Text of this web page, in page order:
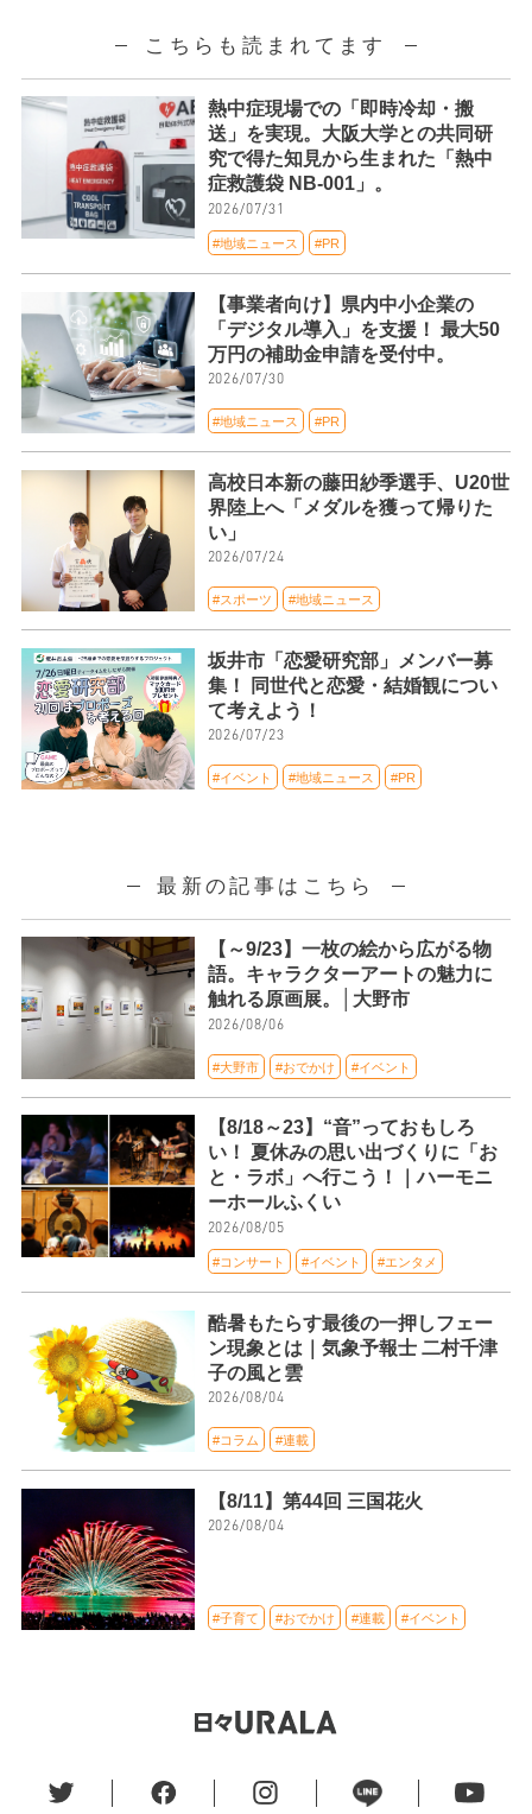
こちらも読まれてます
熱中症現場での「即時冷却・搬
送」を実現。大阪大学との共同研
究で得た知見から生まれた「熱中
症救護袋 NB-001」。
2026/07/31
#地域ニュース #PR
【事業者向け】県内中小企業の
「デジタル導入」を支援！ 最大50
万円の補助金申請を受付中。
2026/07/30
#地域ニュース #PR
高校日本新の藤田紗季選手、U20世
界陸上へ「メダルを獲って帰りた
い」
2026/07/24
#スポーツ #地域ニュース
坂井市「恋愛研究部」メンバー募
集！ 同世代と恋愛・結婚観につい
て考えよう！
2026/07/23
#イベント #地域ニュース #PR
最新の記事はこちら
【～9/23】一枚の絵から広がる物
語。キャラクターアートの魅力に
触れる原画展。│大野市
2026/08/06
#大野市 #おでかけ #イベント
【8/18～23】“音”っておもしろ
い！ 夏休みの思い出づくりに「お
と・ラボ」へ行こう！｜ハーモニ
ーホールふくい
2026/08/05
#コンサート #イベント #エンタメ
酷暑もたらす最後の一押しフェー
ン現象とは｜気象予報士 二村千津
子の風と雲
2026/08/04
#コラム #連載
【8/11】第44回 三国花火
2026/08/04
#子育て #おでかけ #連載 #イベント